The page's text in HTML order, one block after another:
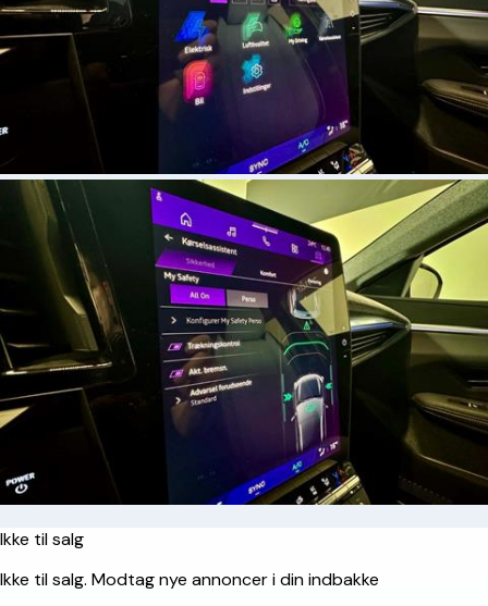
Ikke til salg
Ikke til salg. Modtag nye annoncer i din indbakke